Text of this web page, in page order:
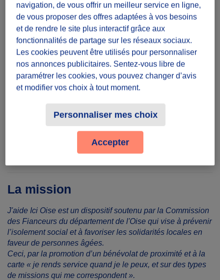
au 31/12/26
Temps à donner
Une heure
Lieu
Partager le défi
La mission
J'aide Ici Oise est un dispositif soutenu par la Commission
des Fianceurs du département de l'Oise qui vise à prévenir
l’isolement social et à favoriser les solidarités locales en
faveur de personnes âgées.
Ceci, par la promotion d’un bénévolat de proximité et à la
carte « je rends service quand je le peux, et sur des types
de missions qui me correspondent ».
navigation, de vous offrir un meilleur service en ligne,
de vous proposer des offres adaptées à vos besoins
et de rendre le site plus interactif grâce aux
fonctionnalités de partage sur les réseaux sociaux.
Les cookies peuvent être utilisés pour personnaliser
nos annonces publicitaires. Sentez-vous libre de
paramétrer les cookies, vous pouvez changer d’avis
et modifier vos choix à tout moment.
Personnaliser mes choix
Accepter